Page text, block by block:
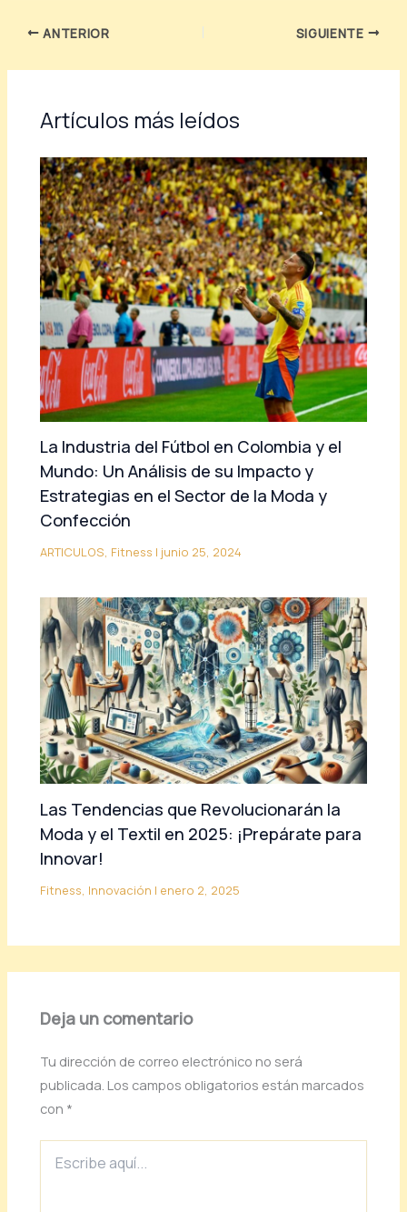
ANTERIOR SIGUIENTE
Artículos más leídos
La Industria del Fútbol en Colombia y el
Mundo: Un Análisis de su Impacto y
Estrategias en el Sector de la Moda y
Confección
ARTICULOS, Fitness | junio 25, 2024
Las Tendencias que Revolucionarán la
Moda y el Textil en 2025: ¡Prepárate para
Innovar!
Fitness, Innovación | enero 2, 2025
Deja un comentario
Tu dirección de correo electrónico no será
publicada. Los campos obligatorios están marcados
con *
aquí...